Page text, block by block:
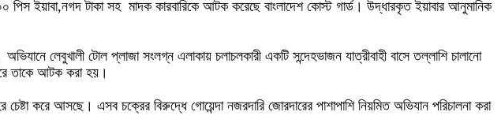
পিস ইয়াবা,নগদ টাকা সহ মাদক কারবারিকে আটক করেছে বাংলাদেশ কোস্ট গার্ড। উদ্ধারকৃত ইয়াবার আনুমানিক
লেবুখালী টোল প্লাজা সংলগ্ন এলাকায় চলাচলকারী একটি সন্দেহভাজন যাত্রীবাহী বাসে তল্লাশি চালানো
তাকে আটক করা হয়।
করে আসছে। এসব চক্রের বিরুদ্ধে গোয়েন্দা নজরদারি জোরদারের পাশাপাশি নিয়মিত অভিযান পরিচালনা করা